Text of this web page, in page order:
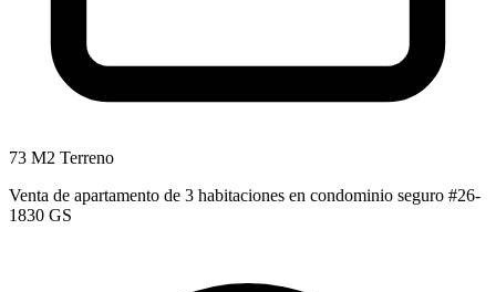
73 M2 Terreno
Venta de apartamento de 3 habitaciones en condominio seguro #26-
1830 GS